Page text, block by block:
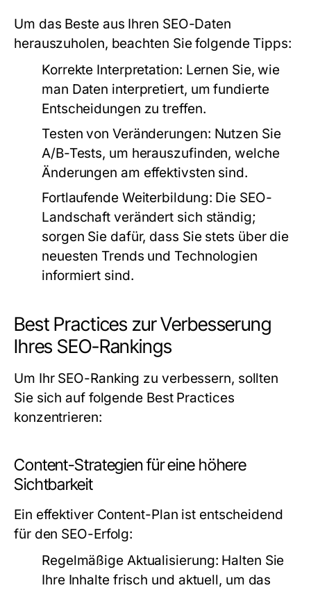
Um das Beste aus Ihren SEO-Daten
herauszuholen, beachten Sie folgende Tipps:
Korrekte Interpretation: Lernen Sie, wie
man Daten interpretiert, um fundierte
Entscheidungen zu treffen.
Testen von Veränderungen: Nutzen Sie
A/B-Tests, um herauszufinden, welche
Änderungen am effektivsten sind.
Fortlaufende Weiterbildung: Die SEO-
Landschaft verändert sich ständig;
sorgen Sie dafür, dass Sie stets über die
neuesten Trends und Technologien
informiert sind.
Best Practices zur Verbesserung
Ihres SEO-Rankings
Um Ihr SEO-Ranking zu verbessern, sollten
Sie sich auf folgende Best Practices
konzentrieren:
Content-Strategien für eine höhere
Sichtbarkeit
Ein effektiver Content-Plan ist entscheidend
für den SEO-Erfolg:
Regelmäßige Aktualisierung: Halten Sie
Ihre Inhalte frisch und aktuell, um das